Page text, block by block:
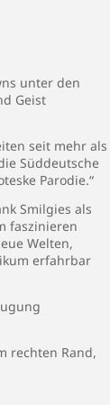
unter den
Geist
seit mehr als
Süddeutsche
Parodie.“
Smilgies als
faszinieren
Welten,
erfahrbar
rechten Rand,